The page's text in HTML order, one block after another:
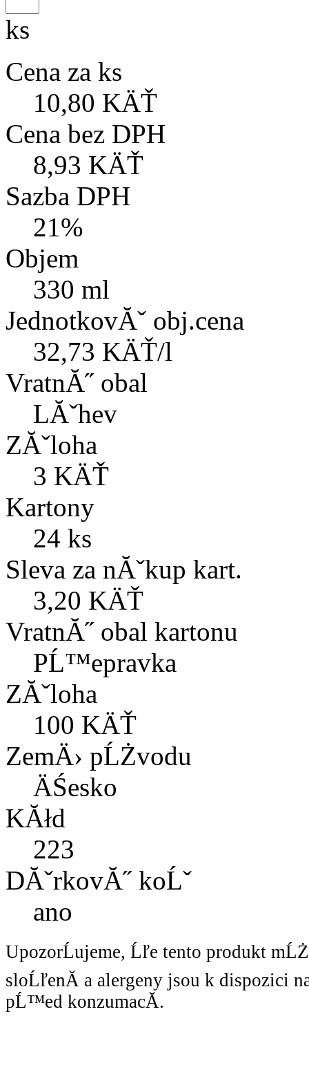
ks
Cena za ks
10,80 KÄŤ
Cena bez DPH
8,93 KÄŤ
Sazba DPH
21%
Objem
330 ml
JednotkovĂˇ obj.cena
32,73 KÄŤ/l
VratnĂ˝ obal
LĂˇhev
ZĂˇloha
3 KÄŤ
Kartony
24 ks
Sleva za nĂˇkup kart.
3,20 KÄŤ
VratnĂ˝ obal kartonu
PĹ™epravka
ZĂˇloha
100 KÄŤ
ZemÄ› pĹŻvodu
ÄŚesko
KĂłd
223
DĂˇrkovĂ˝ koĹˇ
ano
UpozorĹujeme, Ĺľe tento produkt
sloĹľenĂ­ a alergeny jsou k dispozici
pĹ™ed konzumacĂ­.